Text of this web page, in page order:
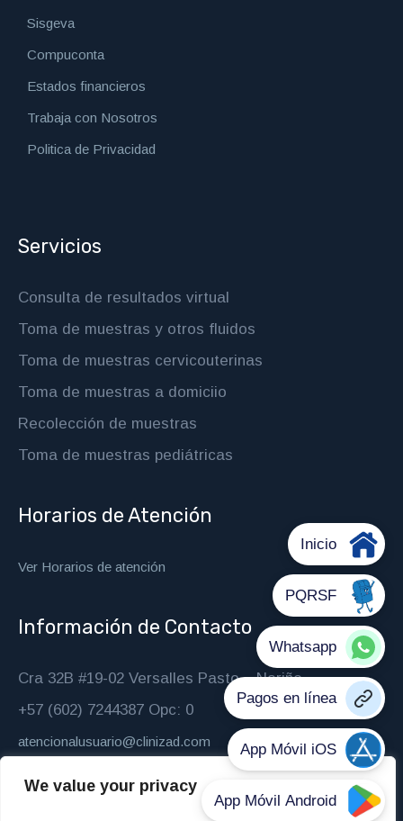
We value your privacy
Sisgeva
Compuconta
Estados financieros
Trabaja con Nosotros
Politica de Privacidad
Servicios
Consulta de resultados virtual
Toma de muestras y otros fluidos
Toma de muestras cervicouterinas
Toma de muestras a domiciio
Recolección de muestras
Toma de muestras pediátricas
Horarios de Atención
Ver Horarios de atención
Información de Contacto
Cra 32B #19-02 Versalles Pasto – Nariño
+57 (602) 7244387 Opc: 0
atencionalusuario@clinizad.com